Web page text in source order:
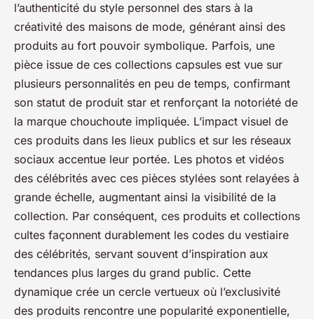
l’authenticité du style personnel des stars à la
créativité des maisons de mode, générant ainsi des
produits au fort pouvoir symbolique. Parfois, une
pièce issue de ces collections capsules est vue sur
plusieurs personnalités en peu de temps, confirmant
son statut de produit star et renforçant la notoriété de
la marque chouchoute impliquée. L’impact visuel de
ces produits dans les lieux publics et sur les réseaux
sociaux accentue leur portée. Les photos et vidéos
des célébrités avec ces pièces stylées sont relayées à
grande échelle, augmentant ainsi la visibilité de la
collection. Par conséquent, ces produits et collections
cultes façonnent durablement les codes du vestiaire
des célébrités, servant souvent d’inspiration aux
tendances plus larges du grand public. Cette
dynamique crée un cercle vertueux où l’exclusivité
des produits rencontre une popularité exponentielle,